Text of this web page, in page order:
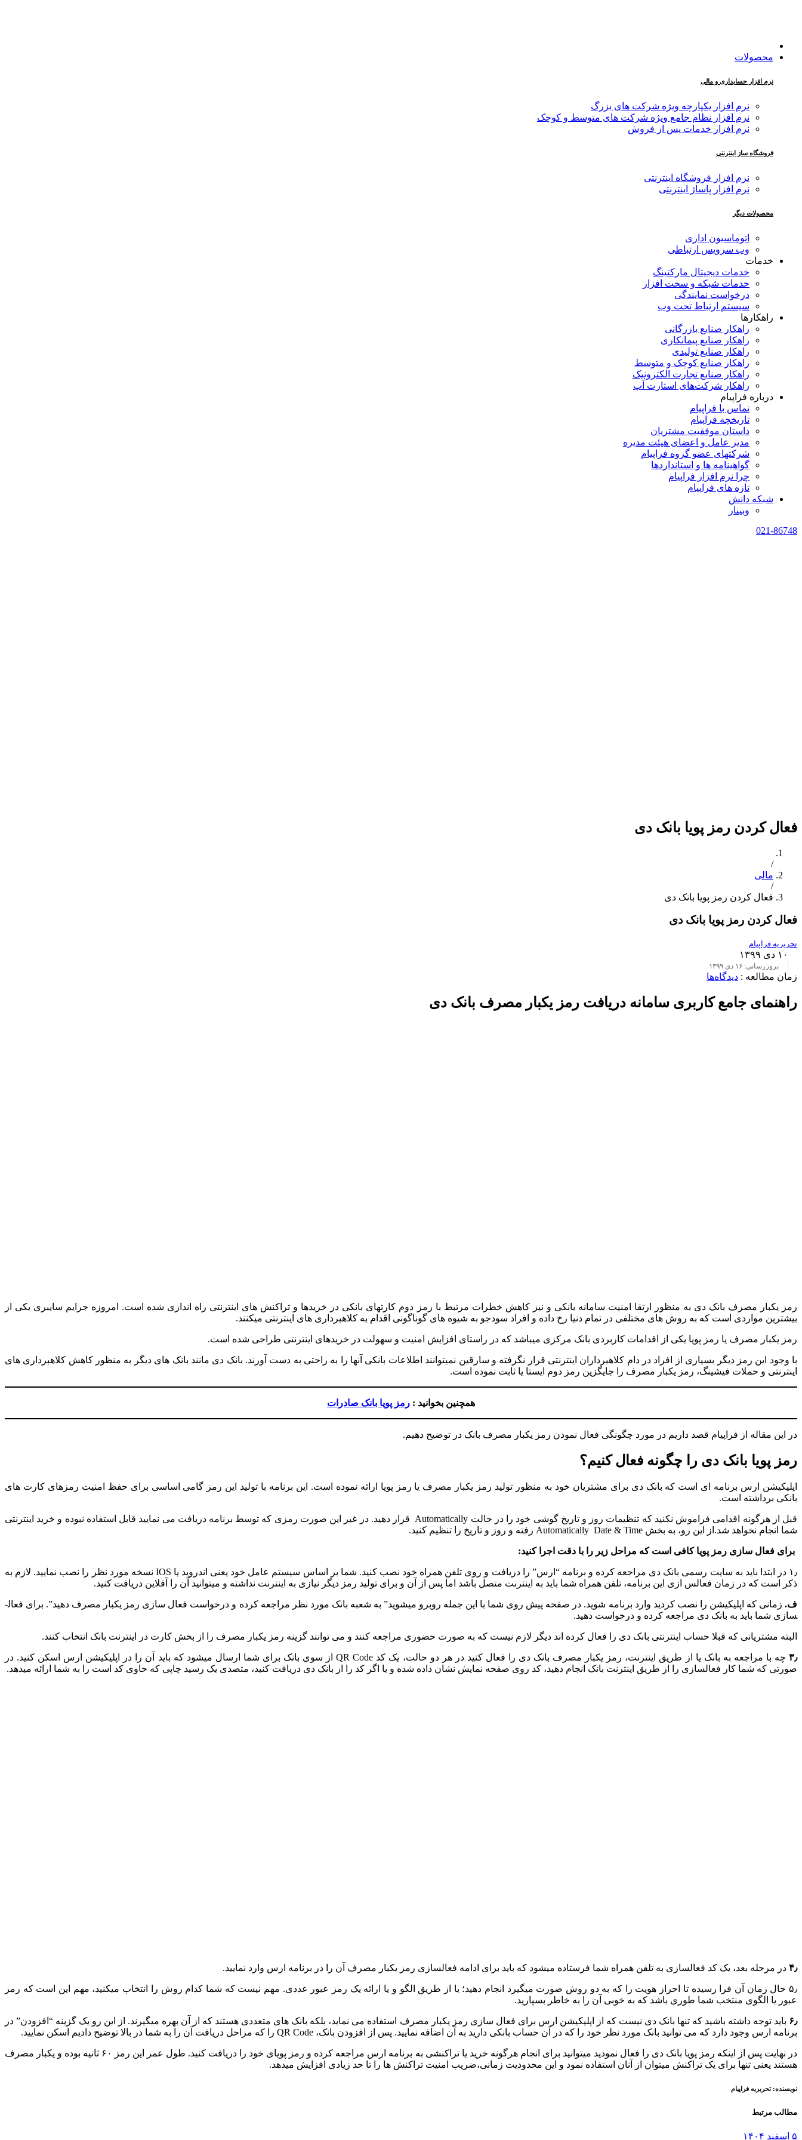
محصولات
نرم افزار حسابداری و مالی
نرم افزار یکپارچه ویژه شرکت های بزرگ
نرم افزار نظام جامع ویژه شرکت های متوسط و کوچک
نرم افزار خدمات پس از فروش
فروشگاه ساز اینترنتی
نرم افزار فروشگاه اینترنتی
نرم افزار پاساژ اینترنتی
محصولات دیگر
اتوماسیون اداری
وب سرویس ارتباطی
خدمات
خدمات دیجیتال مارکتینگ
خدمات شبکه و سخت افزار
درخواست نمایندگی
سیستم ارتباط تحت وب
راهکارها
راهکار صنایع بازرگانی
راهکار صنایع پیمانکاری
راهکار صنایع تولیدی
راهکار صنایع کوچک و متوسط
راهکار صنایع تجارت الکترونیک
راهکار شرکت‌های استارت آپ
درباره فراپیام
تماس با فراپیام
تاریخچه فراپیام
داستان موفقیت مشتریان
مدیر عامل و اعضای هیئت مدیره
شرکتهای عضو گروه فراپیام
گواهینامه ها و استانداردها
چرا نرم افزار فراپیام
تازه های فراپیام
شبکه دانش
وبینار
021-86748
فعال کردن رمز پویا بانک دی
/
مالی
/
فعال کردن رمز پویا بانک دی
فعال کردن رمز پویا بانک دی
تحریریه فراپیام
۱۰ دی ۱۳۹۹
بروزرسانی: ۱۶ دی ۱۳۹۹
زمان مطالعه : دیدگاه‌ها
راهنمای جامع کاربری سامانه دریافت رمز یکبار مصرف بانک دی
رمز یکبار مصرف بانک دی به منظور ارتقا امنیت سامانه بانکی و نیز کاهش خطرات مرتبط با رمز دوم کارت­های بانکی در خریدها و تراکنش ­های اینترنتی راه­ اندازی شده است. امروزه جرایم سایبری یکی از
بیشترین مواردی است که به روش ­های مختلفی در تمام دنیا رخ داده و افراد سودجو به شیوه­ های گوناگونی اقدام به کلاهبرداری­ های اینترنتی می­کنند.
رمز یکبار مصرف یا رمز پویا یکی از اقدامات کاربردی بانک مرکزی می­باشد که در راستای افزایش امنیت و سهولت در خریدهای اینترنتی طراحی شده است.
با وجود این رمز دیگر بسیاری از افراد در دام کلاهبرداران اینترنتی قرار نگرفته و سارقین نمی­توانند اطلاعات بانکی آنها را به راحتی به دست آورند. بانک دی مانند بانک ­های دیگر به منظور کاهش کلاهبرداری­ های
اینترنتی و حملات فیشینگ، رمز یکبار مصرف را جایگزین رمز دوم ایستا یا ثابت نموده است.
همچنین بخوانید : رمز پویا بانک صادرات
در این مقاله از فراپیام قصد داریم در مورد چگونگی فعال نمودن رمز یکبار مصرف بانک در توضیح دهیم.
رمز پویا بانک دی را چگونه فعال کنیم؟
اپلیکیشن ارس برنامه ­ای است که بانک دی برای مشتریان خود به منظور تولید رمز یکبار مصرف یا رمز پویا ارائه نموده است. این برنامه با تولید این رمز گامی اساسی برای حفظ امنیت رمزهای کارت­ های
بانکی برداشته است.
قبل از هرگونه اقدامی فراموش نکنید که تنظیمات روز و تاریخ گوشی خود را در حالت Automatically قرار دهید. در غیر این صورت رمزی که توسط برنامه دریافت می­ نمایید قابل استفاده نبوده و خرید اینترنتی
شما انجام نخواهد شد.از این رو، به بخش Automatically Date & Time رفته و روز و تاریخ را تنظیم کنید.
برای فعال­ سازی رمز پویا کافی است که مراحل زیر را با دقت اجرا کنید:
۱٫ در ابتدا باید به سایت رسمی بانک دی مراجعه کرده و برنامه “ارس” را دریافت و روی تلفن همراه خود نصب کنید. شما بر اساس سیستم عامل خود یعنی اندروید یا IOS نسخه مورد نظر را نصب نمایید. لازم به
ذکر است که در زمان فعال­س ازی این برنامه، تلفن همراه شما باید به اینترنت متصل باشد اما پس از آن و برای تولید رمز دیگر نیازی به اینترنت نداشته و می­توانید آن را آفلاین دریافت کنید.
ف.زمانی که اپلیکیشن را نصب کردید وارد برنامه شوید. در صفحه پیش روی شما با این جمله روبرو می­شوید” به شعبه بانک مورد نظر مراجعه کرده و درخواست فعال ­سازی رمز یکبار مصرف دهید”. برای فعال­
سازی شما باید به بانک دی مراجعه کرده و درخواست دهید.
البته مشتریانی که قبلا حساب اینترنتی بانک دی را فعال کرده ­اند دیگر لازم نیست که به صورت حضوری مراجعه کنند و می ­توانند گزینه رمز یکبار مصرف را از بخش کارت در اینترنت بانک انتخاب کنند.
۳٫
چه با مراجعه به بانک یا از طریق اینترنت، رمز یکبار مصرف بانک دی را فعال کنید در هر دو حالت، یک کد QR Code از سوی بانک برای شما ارسال می­شود که باید آن را در اپلیکیشن ارس اسکن کنید. در
صورتی که شما کار فعال­سازی را از طریق اینترنت بانک انجام دهید، کد روی صفحه نمایش نشان داده شده و یا اگر کد را از بانک دی دریافت کنید، متصدی یک رسید چاپی که حاوی کد است را به شما ارائه می­دهد.
۴٫ در مرحله بعد، یک کد فعال­سازی به تلفن همراه شما فرستاده می­شود که باید برای ادامه فعال­سازی رمز یکبار مصرف آن را در برنامه ارس وارد نمایید.
۵٫ حال زمان آن فرا رسیده تا احراز هویت را که به دو روش صورت می­گیرد انجام دهید؛ یا از طریق الگو و یا ارائه یک رمز عبور عددی. مهم نیست که شما کدام روش را انتخاب می­کنید، مهم این است که رمز
عبور یا الگوی منتخب شما طوری باشد که به خوبی آن را به خاطر بسپارید.
۶٫ باید توجه داشته باشید که تنها بانک دی نیست که از اپلیکیشن ارس برای فعال سازی رمز یکبار مصرف استفاده می ­نماید، بلکه بانک ­های متعددی هستند که از آن بهره می­گیرند. از این رو یک گزینه “افزودن” در
برنامه ارس وجود دارد که می ­توانید بانک مورد نظر خود را که در آن حساب بانکی دارید به آن اضافه نمایید. پس از افزودن بانک، QR Code را که مراحل دریافت آن را به شما در بالا توضیح دادیم اسکن نمایید.
در نهایت پس از اینکه رمز پویا بانک دی را فعال نمودید می­توانید برای انجام هرگونه خرید یا تراکنشی به برنامه ارس مراجعه کرده و رمز پویای خود را دریافت کنید. طول عمر این رمز ۶۰ ثانیه بوده و یکبار مصرف
هستند یعنی تنها برای یک تراکنش می­­توان از آنان استفاده نمود و این محدودیت زمانی،ضریب امنیت تراکنش­ ها را تا حد زیادی افزایش می­دهد.
نویسنده:تحریریه فراپیام
مطالب مرتبط
۵ اسفند ۱۴۰۴